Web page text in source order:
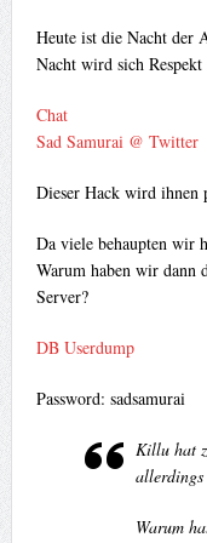
Heute ist die Nacht der
Nacht wird sich Respekt
Chat
Sad Samurai @ Twitter
Dieser Hack wird ihnen
Da viele behaupten wir
Warum haben wir
Server?
DB Userdump
Password: sadsamurai
Killu hat
allerdings
Warum